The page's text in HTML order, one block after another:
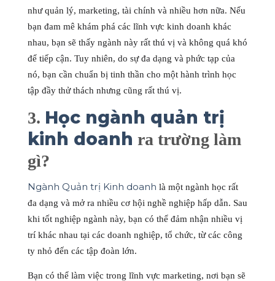
như quản lý, marketing, tài chính và nhiều hơn nữa. Nếu
bạn đam mê khám phá các lĩnh vực kinh doanh khác
nhau, bạn sẽ thấy ngành này rất thú vị và không quá khó
để tiếp cận. Tuy nhiên, do sự đa dạng và phức tạp của
nó, bạn cần chuẩn bị tinh thần cho một hành trình học
tập đầy thử thách nhưng cũng rất thú vị.
3. Học ngành quản trị
kinh doanh ra trường làm
gì?
Ngành Quản trị Kinh doanh là một ngành học rất
đa dạng và mở ra nhiều cơ hội nghề nghiệp hấp dẫn. Sau
khi tốt nghiệp ngành này, bạn có thể đảm nhận nhiều vị
trí khác nhau tại các doanh nghiệp, tổ chức, từ các công
ty nhỏ đến các tập đoàn lớn.
Bạn có thể làm việc trong lĩnh vực marketing, nơi bạn sẽ